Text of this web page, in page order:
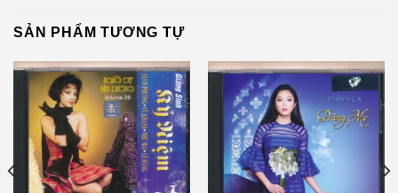
SẢN PHẨM TƯƠNG TỰ